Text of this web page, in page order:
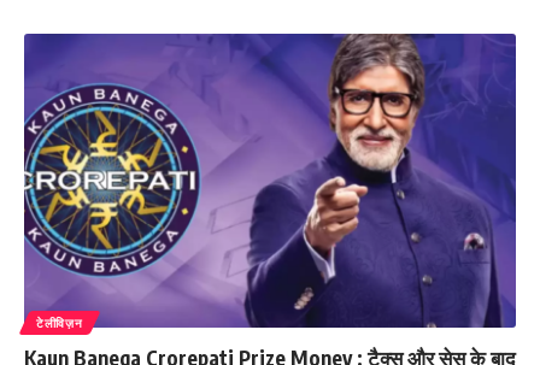
टेलीविज़न
Kaun Banega Crorepati Prize Money : टैक्स और सेस के बाद